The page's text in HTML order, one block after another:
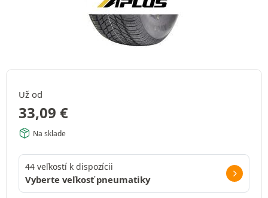
Už od
33,09 €
Na sklade
44 veľkostí k dispozícii
Vyberte veľkosť pneumatiky